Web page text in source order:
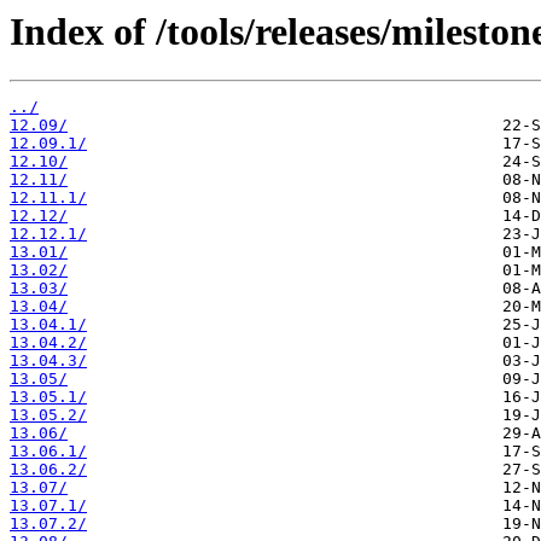
Index of /tools/releases/
../
12.09/
12.09.1/
12.10/
12.11/
12.11.1/
12.12/
12.12.1/
13.01/
13.02/
13.03/
13.04/
13.04.1/
13.04.2/
13.04.3/
13.05/
13.05.1/
13.05.2/
13.06/
13.06.1/
13.06.2/
13.07/
13.07.1/
13.07.2/